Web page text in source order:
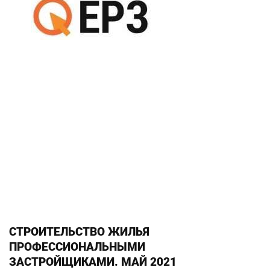
СТРОИТЕЛЬСТВО ЖИЛЬЯ
ПРОФЕССИОНАЛЬНЫМИ
ЗАСТРОЙЩИКАМИ. МАЙ 2021